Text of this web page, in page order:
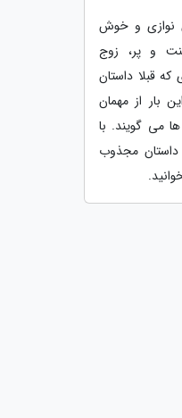
نوازی و خوش
و پر، زوج
قبلا داستان
بار از مهمان
می گویند. با
داستان مجذوب